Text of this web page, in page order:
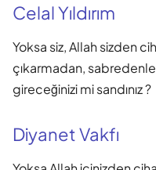
Celal Yıldırım
Yoksa siz, Allah sizden
çıkarmadan,
gireceğinizi mi sandınız ?
Diyanet Vakfı